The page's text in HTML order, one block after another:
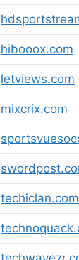
hibooox.com
letviews.com
mixcrix.com
techiclan.com